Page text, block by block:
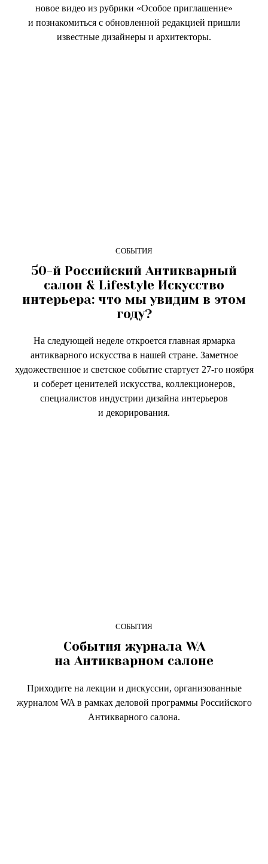
новое видео из рубрики «Особое приглашение»
и познакомиться с обновленной редакцией пришли
известные дизайнеры и архитекторы.
СОБЫТИЯ
50-й Российский Антикварный
салон & Lifestyle Искусство
интерьера: что мы увидим в этом
году?
На следующей неделе откроется главная ярмарка
антикварного искусства в нашей стране. Заметное
художественное и светское событие стартует 27-го ноября
и соберет ценителей искусства, коллекционеров,
специалистов индустрии дизайна интерьеров
и декорирования.
СОБЫТИЯ
События журнала WA
на Антикварном салоне
Приходите на лекции и дискуссии, организованные
журналом WA в рамках деловой программы Российского
Антикварного салона.